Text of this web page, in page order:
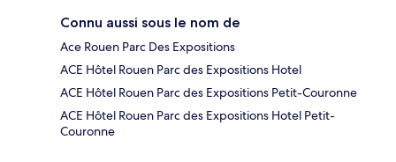
Connu aussi sous le nom de
Ace Rouen Parc Des Expositions
ACE Hôtel Rouen Parc des Expositions Hotel
ACE Hôtel Rouen Parc des Expositions Petit-Couronne
ACE Hôtel Rouen Parc des Expositions Hotel Petit-
Couronne